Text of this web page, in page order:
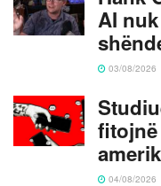
AI
03/08/2026
fitojnë
04/08/2026